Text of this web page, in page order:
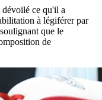
ce qu'il a
à légiférer par
que le
de